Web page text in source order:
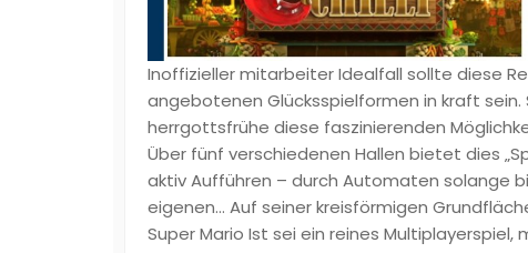
Inoffizieller mitarbeiter Idealfall sollte diese
angebotenen Glücksspielformen in kraft
herrgottsfrühe diese faszinierenden
Über fünf verschiedenen Hallen bietet dies
aktiv Aufführen – durch Automaten solange
eigenen… Auf seiner kreisförmigen
Super Mario Ist sei ein reines